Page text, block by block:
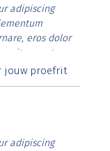
adipiscing
eros dolor
vitae erat.
rutrum lorem
jouw proefrit
adipiscing